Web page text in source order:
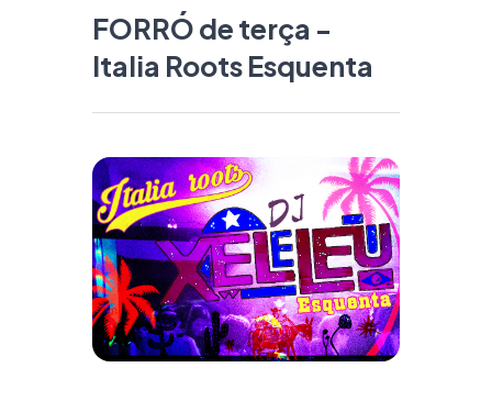
FORRÓ de terça -
Italia Roots Esquenta